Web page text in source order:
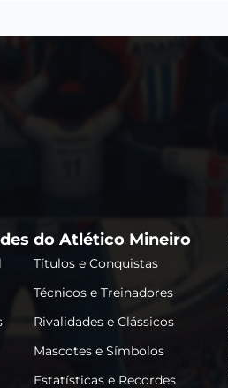
do Atlético Mineiro
Títulos e Conquistas
Técnicos e Treinadores
Rivalidades e Clássicos
Mascotes e Símbolos
Estatísticas e Recordes